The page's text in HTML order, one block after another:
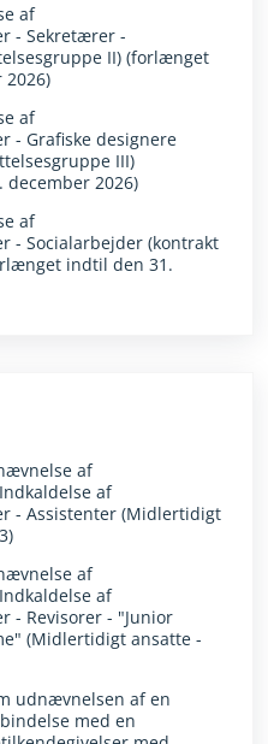
af
- Sekretærer -
II) (forlænget
af
- Grafiske designere
III)
2026)
af
- Socialarbejder (kontrakt
indtil den 31.
af
af
- Assistenter (Midlertidigt
af
af
- Revisorer - "Junior
(Midlertidigt ansatte -
udnævnelsen af en
med en